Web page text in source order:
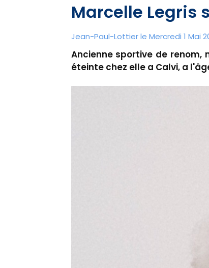
Marcelle Legris
Jean-Paul-Lottier le Mercredi 1 Mai
Ancienne sportive de renom,
éteinte chez elle a Calvi, a